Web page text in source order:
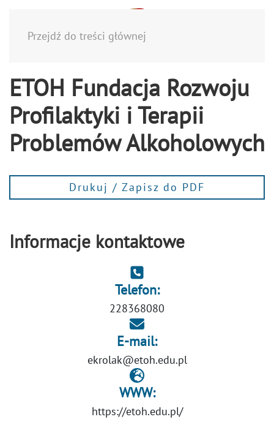
Przejdź do treści głównej
ETOH Fundacja Rozwoju
Profilaktyki i Terapii
Problemów Alkoholowych
Drukuj / Zapisz do PDF
Informacje kontaktowe
Telefon:
228368080
E-mail:
ekrolak@etoh.edu.pl
WWW:
https://etoh.edu.pl/